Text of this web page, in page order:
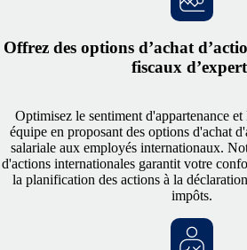
Offrez des options d’achat
fiscaux
Optimisez le sentiment d'appartenance
équipe en proposant des options d'achat
salariale aux employés internationaux.
d'actions internationales garantit votre
la planification des actions à la
impôts.